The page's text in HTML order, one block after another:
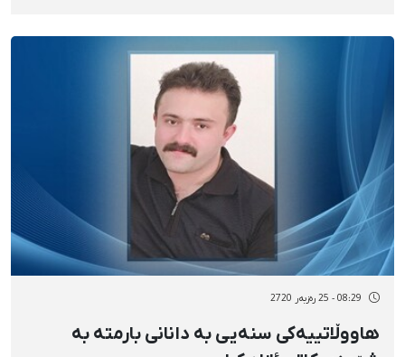
08:29 - 25 رەزبەر 2720
هاووڵاتییەکی سنەیی بە دانانی بارمتە بە